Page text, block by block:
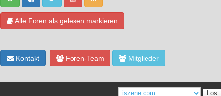
Alle Foren als gelesen markieren
Kontakt Foren-Team Mitglieder